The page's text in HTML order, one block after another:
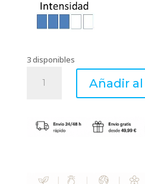
3 disponibles
MILK
Añadir